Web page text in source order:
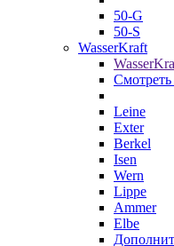
50-G
50-S
WasserKraft
Смотреть
Leine
Exter
Berkel
Isen
Wern
Lippe
Ammer
Elbe